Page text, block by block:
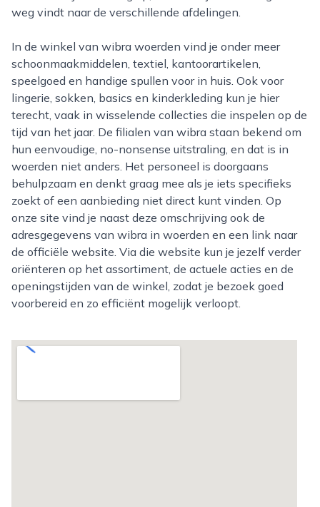
weg vindt naar de verschillende afdelingen.
In de winkel van wibra woerden vind je onder meer
schoonmaakmiddelen, textiel, kantoorartikelen,
speelgoed en handige spullen voor in huis. Ook voor
lingerie, sokken, basics en kinderkleding kun je hier
terecht, vaak in wisselende collecties die inspelen op de
tijd van het jaar. De filialen van wibra staan bekend om
hun eenvoudige, no-nonsense uitstraling, en dat is in
woerden niet anders. Het personeel is doorgaans
behulpzaam en denkt graag mee als je iets specifieks
zoekt of een aanbieding niet direct kunt vinden. Op
onze site vind je naast deze omschrijving ook de
adresgegevens van wibra in woerden en een link naar
de officiële website. Via die website kun je jezelf verder
oriënteren op het assortiment, de actuele acties en de
openingstijden van de winkel, zodat je bezoek goed
voorbereid en zo efficiënt mogelijk verloopt.